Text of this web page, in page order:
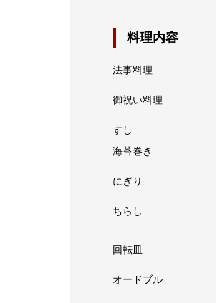
料理内容
法事料理
御祝い料理
すし
海苔巻き
にぎり
ちらし
回転皿
オードブル